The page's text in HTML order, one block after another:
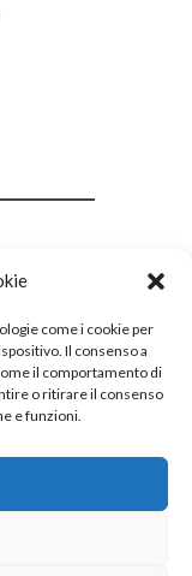
come i cookie per
Il consenso a
il comportamento di
o ritirare il consenso
e funzioni.